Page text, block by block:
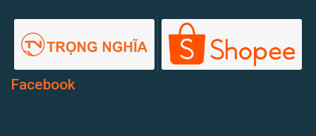
Facebook